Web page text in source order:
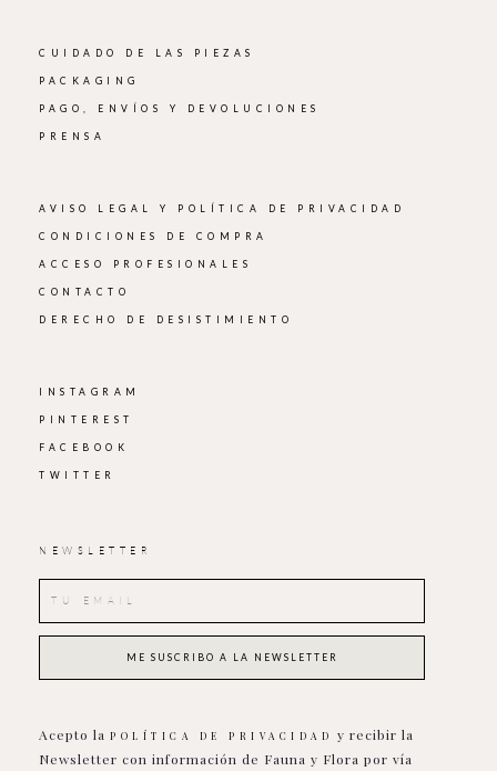
CUIDADO DE LAS PIEZAS
PACKAGING
PAGO, ENVÍOS Y DEVOLUCIONES
PRENSA
AVISO LEGAL Y POLÍTICA DE PRIVACIDAD
CONDICIONES DE COMPRA
ACCESO PROFESIONALES
CONTACTO
DERECHO DE DESISTIMIENTO
INSTAGRAM
PINTEREST
FACEBOOK
TWITTER
NEWSLETTER
Acepto la POLÍTICA DE PRIVACIDAD
y recibir la
Newsletter con información de Fauna y Flora por vía